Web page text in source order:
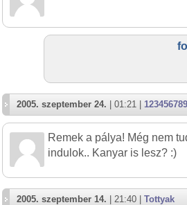
2005. szeptember 24. | 01:21 |
Remek a pálya! Még nem
indulok.. Kanyar is lesz? :)
2005. szeptember 14. | 21:40 | Tottyak